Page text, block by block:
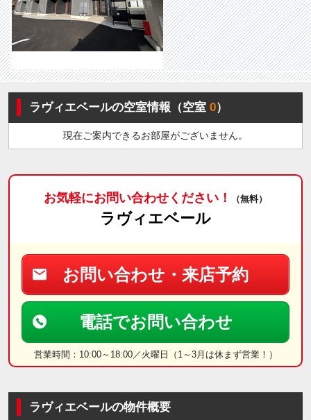
ラヴィエベールの空室情報（空室0）
現在ご案内できるお部屋がございません。
お気軽にお問い合わせください！ （無料）
ラヴィエベール
お問い合わせ・来店予約
電話でお問い合わせ
営業時間：10:00～18:00／火曜日（1～3月は休まず営業！）
ラヴィエベールの物件概要